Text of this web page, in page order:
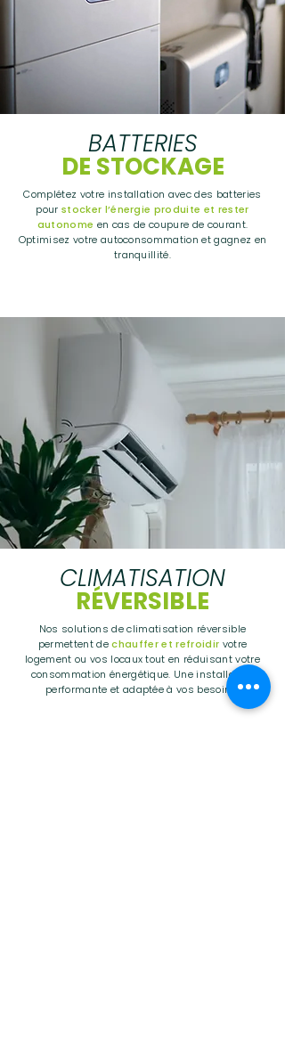
BATTERIES
DE STOCKAGE
Complétez votre installation avec des batteries
pour stocker l’énergie produite et rester
autonome en cas de coupure de courant.
Optimisez votre autoconsommation et gagnez en
tranquillité.
CLIMATISATION
RÉVERSIBLE
Nos solutions de climatisation réversible
permettent dechauffer et refroidir votre
logement ou vos locaux tout en réduisant votre
consommation énergétique. Une installation
performante et adaptée à vos besoins.